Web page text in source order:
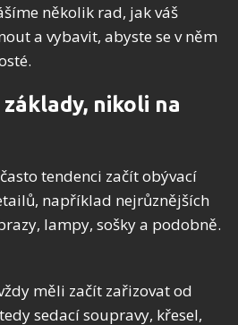
několik rad, jak váš
a vybavit, abyste se v něm
nikoli na
tendenci začít obývací
například nejrůznějších
lampy, sošky a podobně.
měli začít zařizovat od
sedací soupravy, křesel,